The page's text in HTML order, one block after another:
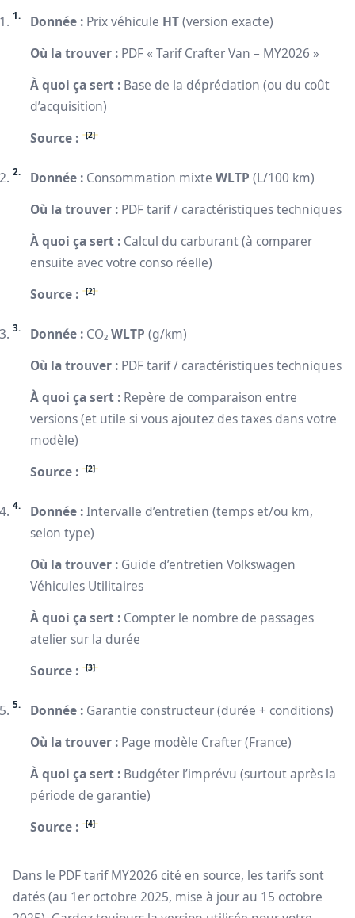
Donnée : Prix véhicule HT(version exacte)
Où la trouver : PDF « Tarif Crafter Van – MY2026 »
À quoi ça sert : Base de la dépréciation (ou du coût
d’acquisition)
Source :
[2]
Donnée : Consommation mixte WLTP (L/100 km)
Où la trouver : PDF tarif / caractéristiques techniques
À quoi ça sert : Calcul du carburant (à comparer
ensuite avec votre conso réelle)
Source :
[2]
Donnée : CO₂WLTP (g/km)
Où la trouver : PDF tarif / caractéristiques techniques
À quoi ça sert : Repère de comparaison entre
versions (et utile si vous ajoutez des taxes dans votre
modèle)
Source :
[2]
Donnée :Intervalle d’entretien (temps et/ou km,
selon type)
Où la trouver : Guide d’entretien Volkswagen
Véhicules Utilitaires
À quoi ça sert : Compter le nombre de passages
atelier sur la durée
Source :
[3]
Donnée : Garantie constructeur (durée + conditions)
Où la trouver : Page modèle Crafter (France)
À quoi ça sert : Budgéter l’imprévu (surtout après la
période de garantie)
Source :
[4]
Dans le PDF tarif MY2026 cité en source, les tarifs sont
datés (au 1er octobre 2025, mise à jour au 15 octobre